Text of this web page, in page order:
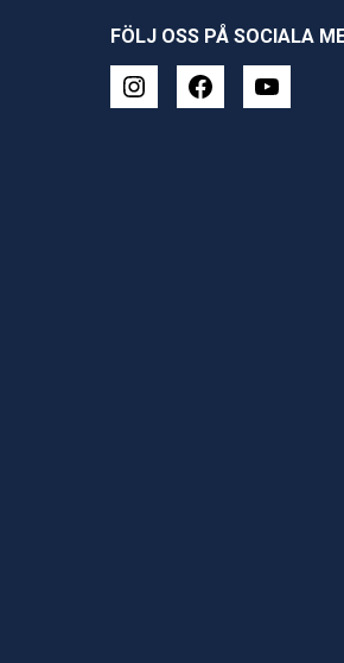
FÖLJ OSS PÅ SOCIALA